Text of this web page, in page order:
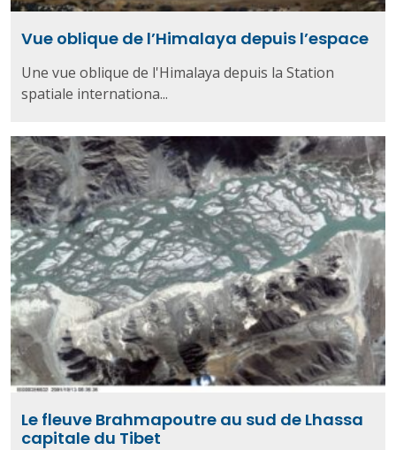
Vue oblique de l’Himalaya depuis l’espace
Une vue oblique de l'Himalaya depuis la Station
spatiale internationa...
Le fleuve Brahmapoutre au sud de Lhassa
capitale du Tibet